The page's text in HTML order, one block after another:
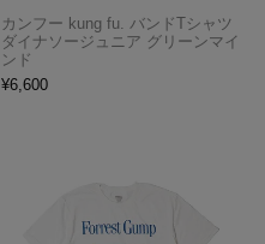
カンフー kung fu. バンドTシャツ
ダイナソージュニア グリーンマイ
ンド
¥6,600